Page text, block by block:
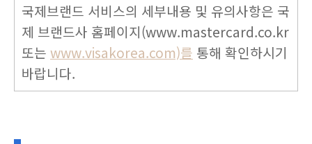
국제브랜드 서비스의 세부내용 및 유의사항은 국
제 브랜드사 홈페이지(www.mastercard.co.kr
또는 www.visakorea.com)를 통해 확인하시기
바랍니다.